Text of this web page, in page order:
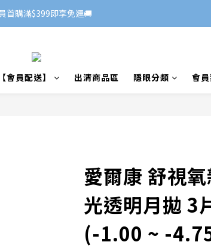
首購滿$399即享免運🚚
會員配送】 出清商品區 隱眼分類 會
愛爾康 舒視
光透明月拋 3
(-1.00 ~ -